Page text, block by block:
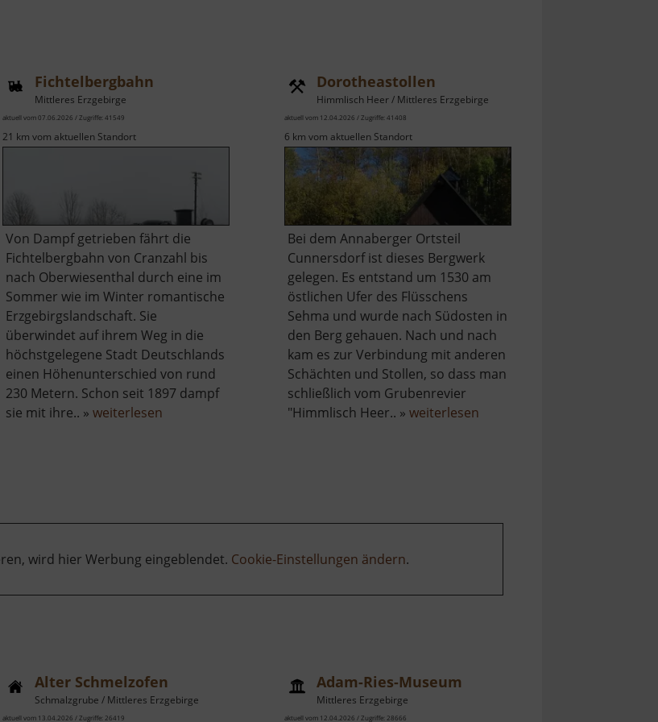
Fichtelbergbahn
Mittleres Erzgebirge
aktuell vom 07.06.2026 / Zugriffe: 41549
21 km vom aktuellen Standort
Von Dampf getrieben fährt die
Fichtelbergbahn von Cranzahl bis
nach Oberwiesenthal durch eine im
Sommer wie im Winter romantische
Erzgebirgslandschaft. Sie
überwindet auf ihrem Weg in die
höchstgelegene Stadt Deutschlands
einen Höhenunterschied von rund
230 Metern. Schon seit 1897 dampf
sie mit ihre.. »weiterlesen
Dorotheastollen
Himmlisch Heer / Mittleres Erzgebirge
aktuell vom 12.04.2026 / Zugriffe: 41408
6 km vom aktuellen Standort
Bei dem Annaberger Ortsteil
Cunnersdorf ist dieses Bergwerk
gelegen. Es entstand um 1530 am
östlichen Ufer des Flüsschens
Sehma und wurde nach Südosten in
den Berg gehauen. Nach und nach
kam es zur Verbindung mit anderen
Schächten und Stollen, so dass man
schließlich vom Grubenrevier
"Himmlisch Heer.. » weiterlesenüber
wird hier Werbung eingeblendet. Cookie-Einstellungen ändern.
Alter Schmelzofen
Schmalzgrube / Mittleres Erzgebirge
aktuell vom 13.04.2026 / Zugriffe: 26419
Adam-Ries-Museum
Mittleres Erzgebirge
aktuell vom 12.04.2026 / Zugriffe: 28666